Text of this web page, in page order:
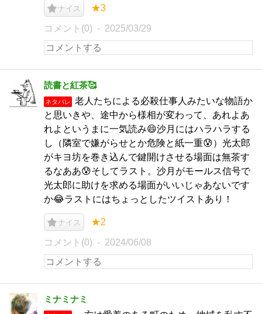
ナイス ★3
コメント(0) 2025/03/29
読書と紅茶🥰
ネタバレ
老人たちによる必殺仕事人みたいな物語か
と思いきや、途中から様相が変わって、あれよあ
れよというまに一気読み😄沙月にはハラハラする
し（隣室で嫌がらせとか危険と紙一重😰）光太郎
がキヨ坊を巻き込んで鍵開けさせる場面は無茶す
るなああ😰そしてラスト。沙月がモールス信号で
光太郎に助けを求める場面がいいじゃあないです
か😂ラストにはちょっとしたツイストあり！
ナイス ★2
コメント(0) 2024/06/08
ミナミナミ